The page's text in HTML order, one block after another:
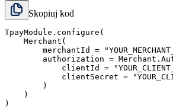
Skopiuj kod
TpayModule.configure(
    Merchant(
merchantId =
authorization =
clientId =
clientSecret =
        )
    )
)